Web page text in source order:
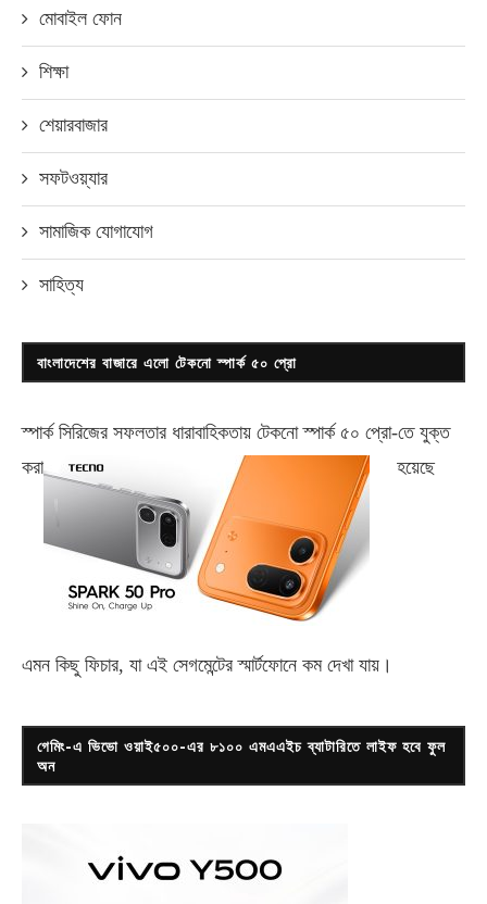
মোবাইল ফোন
শিক্ষা
শেয়ারবাজার
সফটওয়্যার
সামাজিক যোগাযোগ
সাহিত্য
বাংলাদেশের বাজারে এলো টেকনো স্পার্ক ৫০ প্রো
স্পার্ক সিরিজের সফলতার ধারাবাহিকতায় টেকনোস্পার্ক ৫০ প্রো-তে যুক্ত
করা
হয়েছে
এমন কিছু ফিচার, যা এই সেগমেন্টের স্মার্টফোনে কম দেখা যায়।
গেমিং-এ ভিভো ওয়াই৫০০-এর ৮১০০ এমএএইচ ব্যাটারিতে লাইফ হবে ফুল
অন